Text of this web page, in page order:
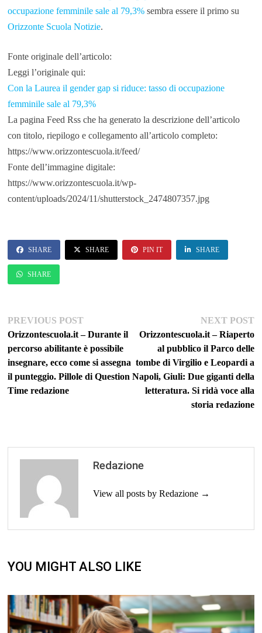
occupazione femminile sale al 79,3%sembra essere il primo su
Orizzonte Scuola Notizie.
Fonte originale dell’articolo:
Leggi l’originale qui:
Con la Laurea il gender gap si riduce: tasso di occupazione
femminile sale al 79,3%
La pagina Feed Rss che ha generato la descrizione dell’articolo
con titolo, riepilogo e collegamento all’articolo completo:
https://www.orizzontescuola.it/feed/
Fonte dell’immagine digitale:
https://www.orizzontescuola.it/wp-
content/uploads/2024/11/shutterstock_2474807357.jpg
SHARE SHARE PIN IT SHARE
SHARE
Navigazione
articoli
PREVIOUS POSTPrevious
post:
Orizzontescuola.it – Durante il
percorso abilitante è possibile
insegnare, ecco come si assegna
il punteggio. Pillole di Question
Time redazione
NEXT POST
Orizzontescuola.it – Riaperto
al pubblico il Parco delle
tombe di Virgilio e Leopardi a
Napoli, Giuli: Due giganti della
letteratura. Si ridà voce alla
storia redazione
Redazione
View all posts by Redazione →
YOU MIGHT ALSO LIKE